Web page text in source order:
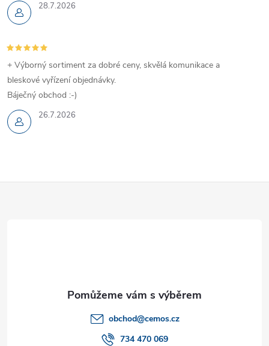
28.7.2026
26.7.2026
+ Výborný sortiment za dobré ceny, skvělá komunikace a
bleskové vyřízení objednávky.
Báječný obchod :-)
obchod@cemos.cz
734 470 069